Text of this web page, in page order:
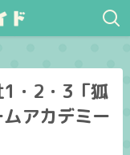
1・2・3「狐
アカデミー